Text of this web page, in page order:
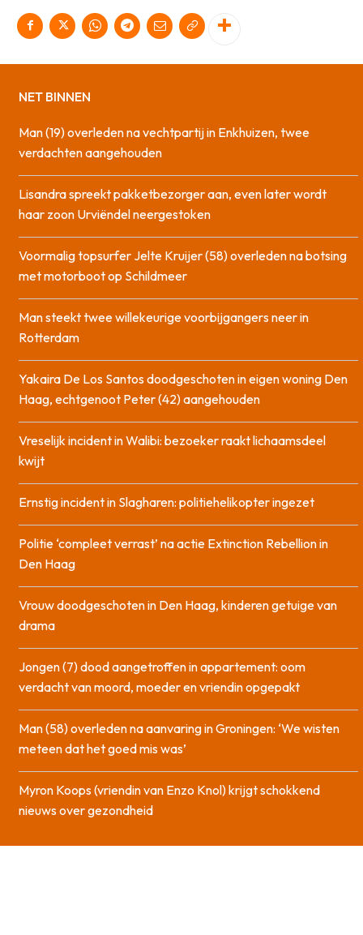
NET BINNEN
Man (19) overleden na vechtpartij in Enkhuizen, twee
verdachten aangehouden
Lisandra spreekt pakketbezorger aan, even later wordt
haar zoon Urviëndel neergestoken
Voormalig topsurfer Jelte Kruijer (58) overleden na botsing
met motorboot op Schildmeer
Man steekt twee willekeurige voorbijgangers neer in
Rotterdam
Yakaira De Los Santos doodgeschoten in eigen woning Den
Haag, echtgenoot Peter (42) aangehouden
Vreselijk incident in Walibi: bezoeker raakt lichaamsdeel
kwijt
Ernstig incident in Slagharen: politiehelikopter ingezet
Politie ‘compleet verrast’ na actie Extinction Rebellion in
Den Haag
Vrouw doodgeschoten in Den Haag, kinderen getuige van
drama
Jongen (7) dood aangetroffen in appartement: oom
verdacht van moord, moeder en vriendin opgepakt
Man (58) overleden na aanvaring in Groningen: ‘We wisten
meteen dat het goed mis was’
Myron Koops (vriendin van Enzo Knol) krijgt schokkend
nieuws over gezondheid